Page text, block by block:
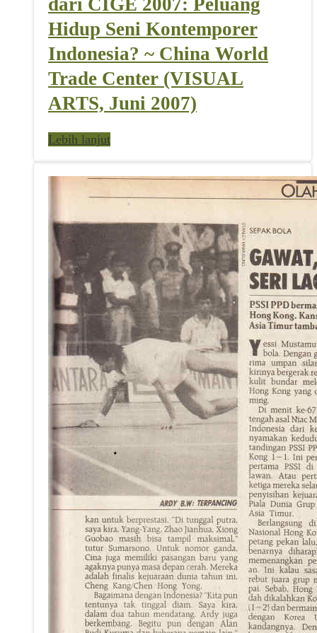
Hidup Seni Kontemporer
Indonesia? ~ China World
Trade Center (VISUAL
ARTS, Juni 2007)
Lebih lanjut